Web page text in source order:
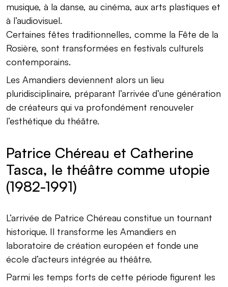
musique, à la danse, au cinéma, aux arts plastiques et
à l’audiovisuel.
Certaines fêtes traditionnelles, comme la Fête de la
Rosière, sont transformées en festivals culturels
contemporains.
Les Amandiers deviennent alors un lieu
pluridisciplinaire, préparant l’arrivée d’une génération
de créateurs qui va profondément renouveler
l’esthétique du théâtre.
Patrice Chéreau et Catherine
Tasca, le théâtre comme utopie
(1982-1991)
L’arrivée de Patrice Chéreau constitue un tournant
historique. Il transforme les Amandiers en
laboratoire de création européen et fonde une
école d’acteurs intégrée au théâtre.
Parmi les temps forts de cette période figurent les